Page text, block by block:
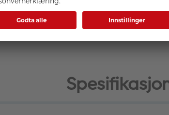
på f/8.0. Det finnes i sort og hvit utgave